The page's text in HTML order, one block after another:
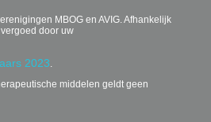
MBOG en AVIG. Afhankelijk
door uw
2023.
middelen geldt geen